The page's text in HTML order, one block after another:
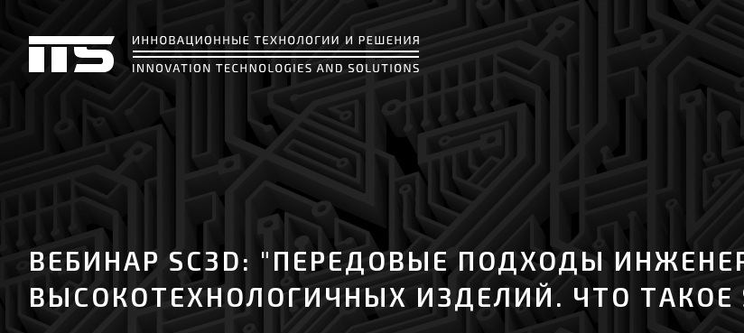
ВЕБИНАР SC3D: "ПЕРЕДОВЫЕ ПОДХОДЫ
ВЫСОКОТЕХНОЛОГИЧНЫХ ИЗДЕЛИЙ. ЧТО ТАКОЕ